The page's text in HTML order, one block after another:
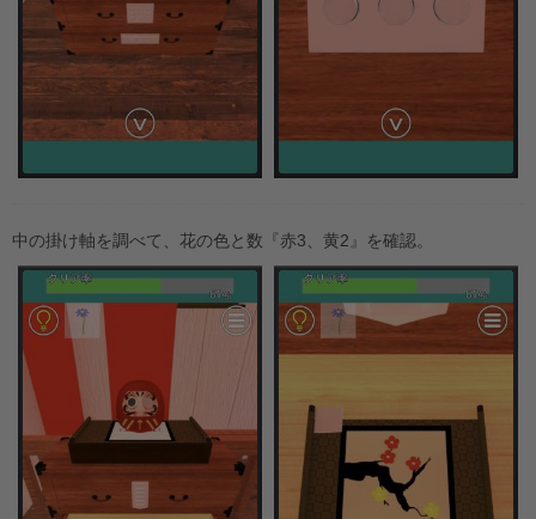
中の掛け軸を調べて、花の色と数『赤3、黄2』を確認。